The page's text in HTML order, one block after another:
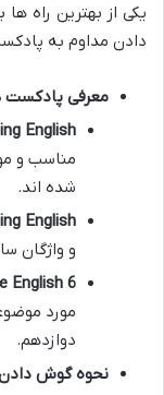
یکی از بهترین راه
دادن مداوم به
معرفی
English:
مناسب و
شده اند.
English:
و واژگان
6 Minute English (از BBC):
مورد
دوازدهم.
نحوه گوش